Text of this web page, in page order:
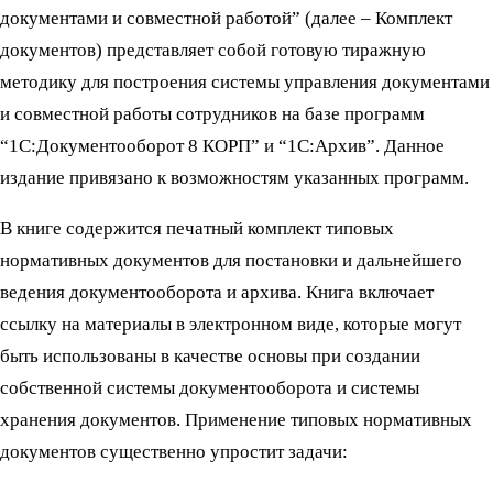
документами и совместной работой” (далее – Комплект
документов) представляет собой готовую тиражную
методику для построения системы управления документами
и совместной работы сотрудников на базе программ
“1С:Документооборот 8 КОРП” и “1С:Архив”. Данное
издание привязано к возможностям указанных программ.
В книге содержится печатный комплект типовых
нормативных документов для постановки и дальнейшего
ведения документооборота и архива. Книга включает
ссылку на материалы в электронном виде, которые могут
быть использованы в качестве основы при создании
собственной системы документооборота и системы
хранения документов. Применение типовых нормативных
документов существенно упростит задачи: